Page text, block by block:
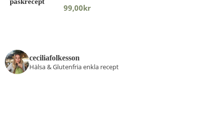
99,00kr
ceciliafolkesson
Hälsa & Glutenfria enkla recept